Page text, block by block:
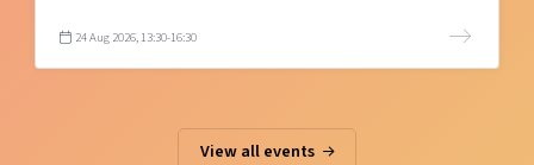
24 Aug 2026, 13:30-16:30
View all events